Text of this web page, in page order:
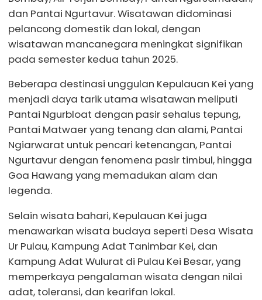
dan Pantai Ngurtavur. Wisatawan didominasi
pelancong domestik dan lokal, dengan
wisatawan mancanegara meningkat signifikan
pada semester kedua tahun 2025.
Beberapa destinasi unggulan Kepulauan Kei yang
menjadi daya tarik utama wisatawan meliputi
Pantai Ngurbloat dengan pasir sehalus tepung,
Pantai Matwaer yang tenang dan alami, Pantai
Ngiarwarat untuk pencari ketenangan, Pantai
Ngurtavur dengan fenomena pasir timbul, hingga
Goa Hawang yang memadukan alam dan
legenda.
Selain wisata bahari, Kepulauan Kei juga
menawarkan wisata budaya seperti Desa Wisata
Ur Pulau, Kampung Adat Tanimbar Kei, dan
Kampung Adat Wulurat di Pulau Kei Besar, yang
memperkaya pengalaman wisata dengan nilai
adat, toleransi, dan kearifan lokal.